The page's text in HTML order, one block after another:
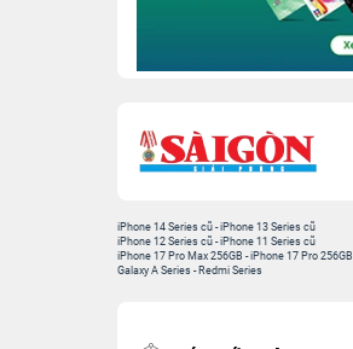
iPhone 14 Series cũ -iPhone 13 Series cũ
iPhone 12 Series cũ -iPhone 11 Series cũ
iPhone 17 Pro Max 256GB -iPhone 17 Pro 256GB
Galaxy A Series - Redmi Series